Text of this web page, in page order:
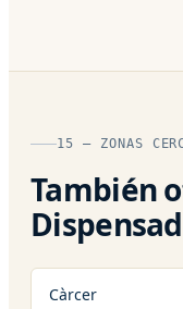
15 — ZONAS
También
Càrcer